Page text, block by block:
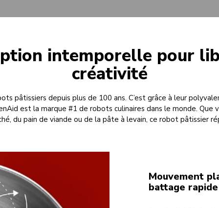
intemporelle pour
créativité
pâtissiers depuis plus de 100 ans. C’est grâce à leur
est la marque #1 de robots culinaires dans le monde. Que
du pain de viande ou de la pâte à levain, ce robot pâtissier
Mouvement
battage rapide